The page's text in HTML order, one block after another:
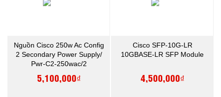
Nguồn Cisco 250w Ac Config
2 Secondary Power Supply/
Pwr-C2-250wac/2
5,100,000₫
Cisco SFP-10G-LR
10GBASE-LR SFP Module
4,500,000₫